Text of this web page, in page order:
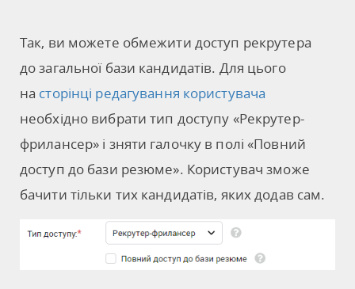
Так, ви можете обмежити доступ рекрутера
до загальної бази кандидатів. Для цього
на сторінці редагування користувача
необхідно вибрати тип доступу «Рекрутер-
фрилансер» і зняти галочку в полі «Повний
доступ до бази резюме». Користувач зможе
бачити тільки тих кандидатів, яких додав сам.